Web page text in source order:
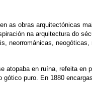
as obras arquitectónicas
na arquitectura do
neorrománicas,
atopaba en ruína, refeita en
puro. En 1880